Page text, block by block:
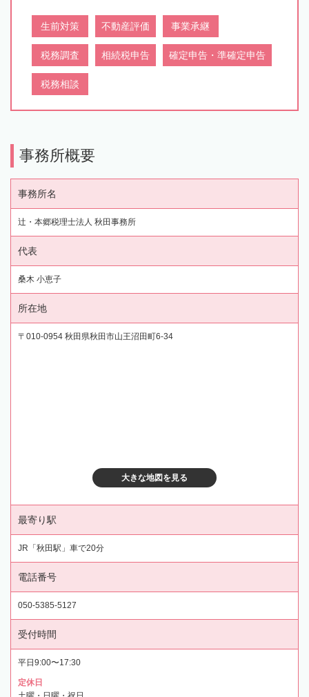
生前対策 不動産評価 事業承継
税務調査 相続税申告 確定申告・準確定申告
税務相談
事務所概要
事務所名
辻・本郷税理士法人 秋田事務所
代表
桑木 小恵子
所在地
〒010-0954 秋田県秋田市山王沼田町6-34
大きな地図を見る
最寄り駅
JR「秋田駅」車で20分
電話番号
050-5385-5127
受付時間
平日9:00〜17:30
定休日